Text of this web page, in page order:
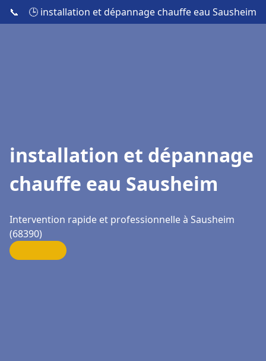
📞 🕒 installation et dépannage chauffe eau Sausheim
installation et dépannage
chauffe eau Sausheim
Intervention rapide et professionnelle à Sausheim
(68390)